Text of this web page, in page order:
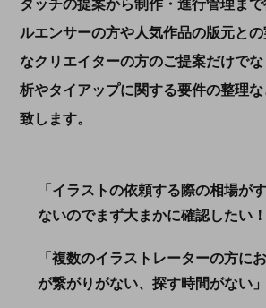
タッチの提案から制作・進行管理ま
ルエンサーの方や人気作品の版元と
なクリエイターの方のご提案だけで
析やタイアップに関する要件の整理
致します。
「イラストの依頼する際の相場が
ないのでまず大まかに確認したい！
「複数のイラストレーターの方に
が繋がりがない、探す時間がない」